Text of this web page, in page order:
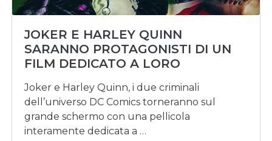
JOKER E HARLEY QUINN
SARANNO PROTAGONISTI DI UN
FILM DEDICATO A LORO
Joker e Harley Quinn, i due criminali
dell’universo DC Comics torneranno sul
grande schermo con una pellicola
interamente dedicata a …